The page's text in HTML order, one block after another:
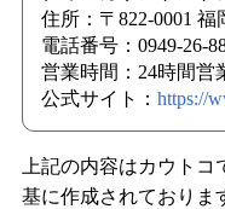
住所：〒822-0001
電話番号：0949-26-
営業時間：24時間営
公式サイト： https://
上記の内容はカウト
基に作成されておりま